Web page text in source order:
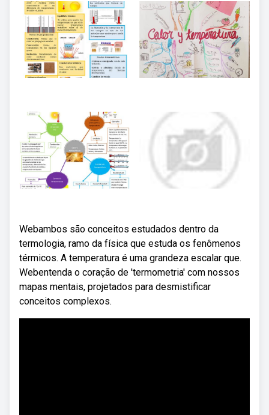
Webambos são conceitos estudados dentro da
termologia, ramo da física que estuda os fenômenos
térmicos. A temperatura é uma grandeza escalar que.
Webentenda o coração de 'termometria' com nossos
mapas mentais, projetados para desmistificar
conceitos complexos.